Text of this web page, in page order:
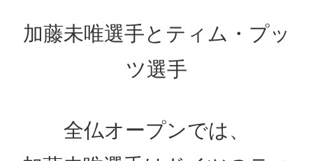
加藤未唯選手とティム・プッ
ツ選手
全仏オープンでは、